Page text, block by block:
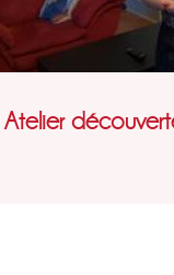
Atelier